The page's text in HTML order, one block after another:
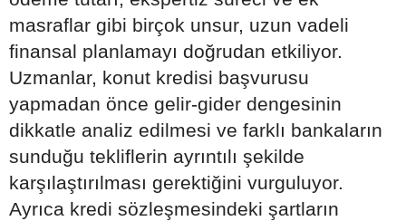
masraflar gibi birçok unsur, uzun vadeli
finansal planlamayı doğrudan etkiliyor.
Uzmanlar, konut kredisi başvurusu
yapmadan önce gelir-gider dengesinin
dikkatle analiz edilmesi ve farklı bankaların
sunduğu tekliflerin ayrıntılı şekilde
karşılaştırılması gerektiğini vurguluyor.
Ayrıca kredi sözleşmesindeki şartların